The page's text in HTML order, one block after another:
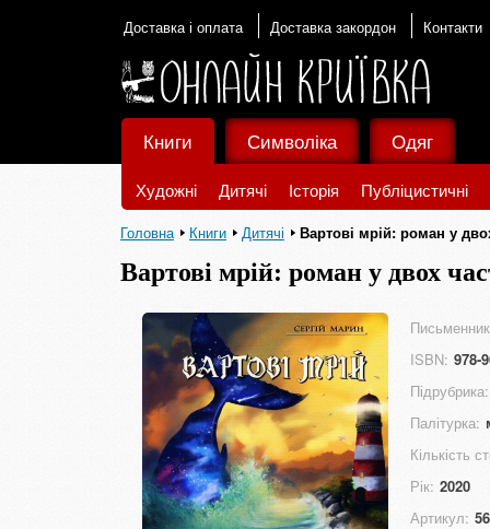
Доставка і оплата Доставка закордон Контакти
Книги
Художні Дитячі Історія Публіцистичні
Символіка Одяг
Головна Книги Дитячі Вартові мрій: роман у
Вартові мрій: роман у двох
ISBN: 978-
Підрубрика:
Палітурка:
Кількість
Рік: 2020
Артикул: